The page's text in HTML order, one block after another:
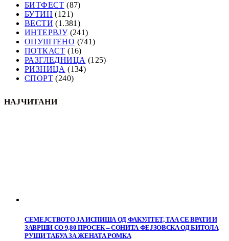
БИТФЕСТ (87)
БУТИН (121)
ВЕСТИ (1.381)
ИНТЕРВЈУ(241)
ОПУШТЕНО (741)
ПОТКАСТ (16)
РАЗГЛЕДНИЦА (125)
РИЗНИЦА (134)
СПОРТ (240)
НАЈЧИТАНИ
СЕМЕЈСТВОТО ЈА ИСПИША ОД ФАКУЛТЕТ, ТАА СЕ ВРАТИ И
ЗАВРШИ СО 9,80 ПРОСЕК – СОНИТА ФЕЈЗОВСКА ОД БИТОЛА
РУШИ ТАБУА ЗА ЖЕНАТА РОМКА